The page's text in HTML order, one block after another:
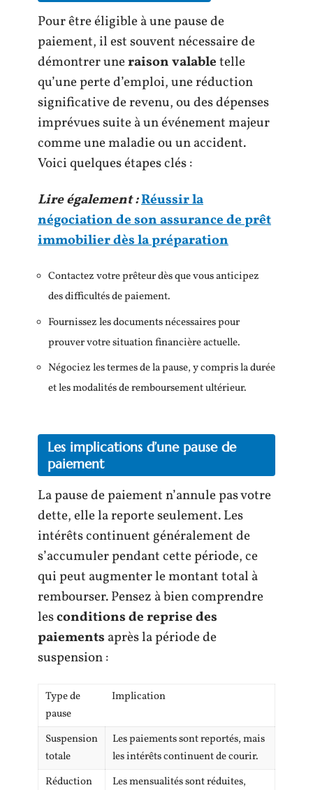
Pour être éligible à une pause de
paiement, il est souvent nécessaire de
démontrer uneraison valabletelle
qu’une perte d’emploi, une réduction
significative de revenu, ou des dépenses
imprévues suite à un événement majeur
comme une maladie ou un accident.
Voici quelques étapes clés :
Lire également :Réussir la
négociation de son assurance de prêt
immobilier dès la préparation
Contactez votre prêteur dès que vous anticipez
des difficultés de paiement.
Fournissez les documents nécessaires pour
prouver votre situation financière actuelle.
Négociez les termes de la pause, y compris la durée
et les modalités de remboursement ultérieur.
Les implications d’une pause de
paiement
La pause de paiement n’annule pas votre
dette, elle la reporte seulement. Les
intérêts continuent généralement de
s’accumuler pendant cette période, ce
qui peut augmenter le montant total à
rembourser. Pensez à bien comprendre
lesconditions de reprise des
paiements après la période de
suspension :
Type de
pause
Implication
Suspension
totale
Les paiements sont reportés, mais
les intérêts continuent de courir.
Réduction
Les mensualités sont réduites,